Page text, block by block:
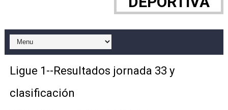
WWE NXT - Myles Borne y Tavion Heights ponen fin
Canadian Football League 2026 - Week 10
EFA y AFLE 2026 - Regular season
Ligue 1--Resultados jornada 33 y
clasificación